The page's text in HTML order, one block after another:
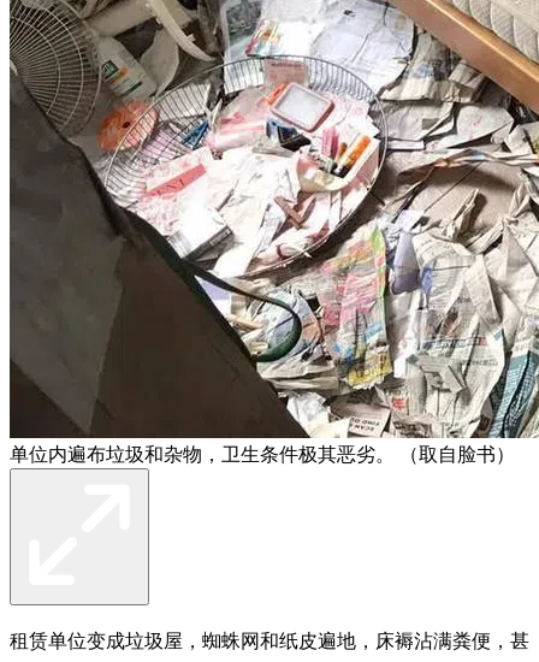
单位内遍布垃圾和杂物，卫生条件极其恶劣。 （取自脸书）
租赁单位变成垃圾屋，蜘蛛网和纸皮遍地，床褥沾满粪便，甚